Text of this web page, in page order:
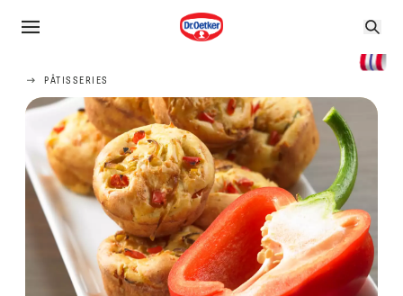
PÂTISSERIES